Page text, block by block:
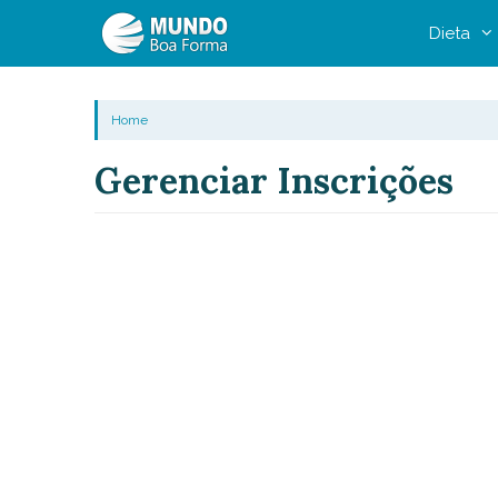
Dieta
Home
Gerenciar Inscrições